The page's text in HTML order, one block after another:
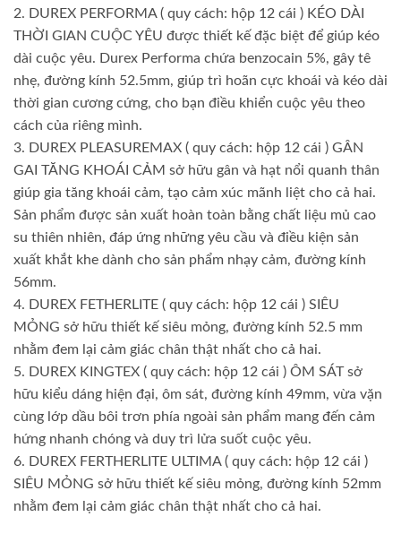
2. DUREX PERFORMA ( quy cách: hộp 12 cái ) KÉO DÀI
THỜI GIAN CUỘC YÊU được thiết kế đặc biệt để giúp kéo
dài cuộc yêu. Durex Performa chứa benzocain 5%, gây tê
nhẹ, đường kính 52.5mm, giúp trì hoãn cực khoái và kéo dài
thời gian cương cứng, cho bạn điều khiển cuộc yêu theo
cách của riêng mình.
3. DUREX PLEASUREMAX ( quy cách: hộp 12 cái ) GÂN
GAI TĂNG KHOÁI CẢM sở hữu gân và hạt nổi quanh thân
giúp gia tăng khoái cảm, tạo cảm xúc mãnh liệt cho cả hai.
Sản phẩm được sản xuất hoàn toàn bằng chất liệu mủ cao
su thiên nhiên, đáp ứng những yêu cầu và điều kiện sản
xuất khắt khe dành cho sản phẩm nhạy cảm, đường kính
56mm.
4. DUREX FETHERLITE ( quy cách: hộp 12 cái ) SIÊU
MỎNG sở hữu thiết kế siêu mỏng, đường kính 52.5 mm
nhằm đem lại cảm giác chân thật nhất cho cả hai.
5. DUREX KINGTEX ( quy cách: hộp 12 cái ) ÔM SÁT sở
hữu kiểu dáng hiện đại, ôm sát, đường kính 49mm, vừa vặn
cùng lớp dầu bôi trơn phía ngoài sản phẩm mang đến cảm
hứng nhanh chóng và duy trì lửa suốt cuộc yêu.
6. DUREX FERTHERLITE ULTIMA ( quy cách: hộp 12 cái )
SIÊU MỎNG sở hữu thiết kế siêu mỏng, đường kính 52mm
nhằm đem lại cảm giác chân thật nhất cho cả hai.